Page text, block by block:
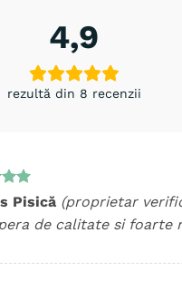
4,9
rezultă din 8 recenzii
laPisică (proprietar
de calitate si foarte